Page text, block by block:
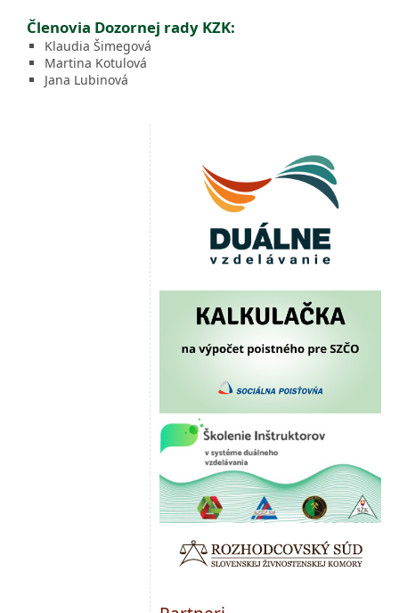
Členovia Dozornej rady KZK:
Klaudia Šimegová
Martina Kotulová
Jana Lubinová